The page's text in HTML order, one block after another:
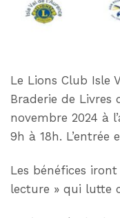
Le Lions Club Isle
Braderie de Livres
novembre 2024 à
9h à 18h. L’entrée
Les bénéfices
lecture » qui lutte